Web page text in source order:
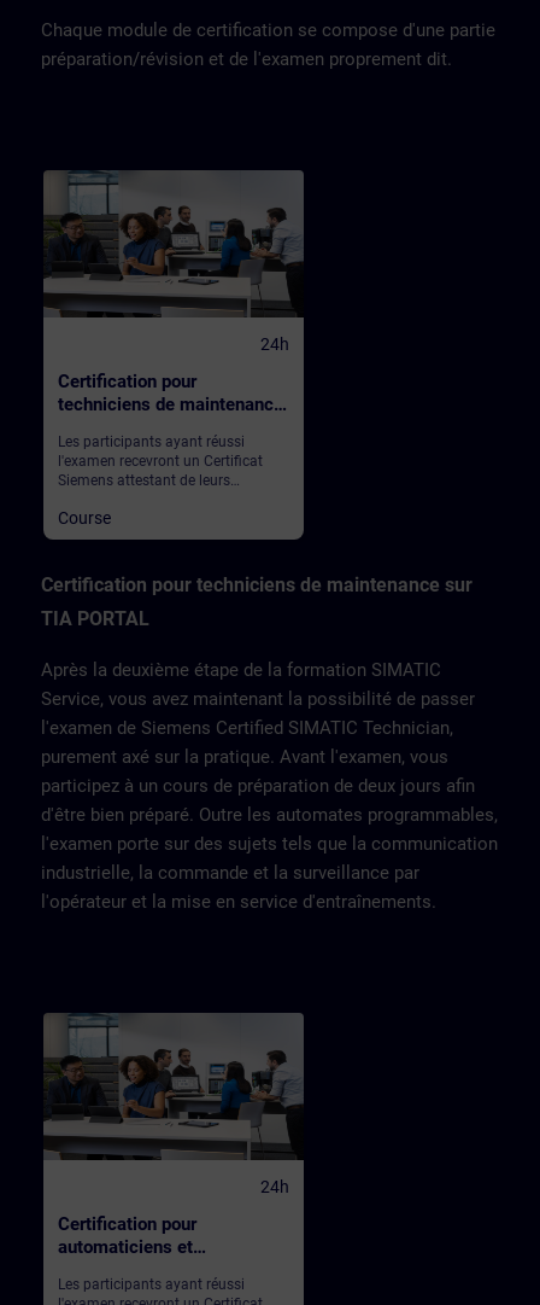
Chaque module de certification se compose d'une partie
préparation/révision et de l'examen proprement dit.
24h
Certification pour
techniciens de maintenance
Les participants ayant réussi
l'examen recevront un Certificat
Siemens attestant de leurs
Elektrotechnik - und
Elektronikindustrie e.V. (ZVEI)
fabricants de l'industrie
électrotechnique et électronique) a
défini des directives pour la
d'activité.Conformément aux
recommandations du ZVEI., nous
avons mis en place une
Certification permetant de valider
la qualification des techniciens de
Maintenance sur les solutions et
technologiessuivantes:-
Modification simple du programme
API- Exploitation d'un IHM-
Diagnostic et dépannage des
composants du système,
composants de l'API, Périphérie
décentralisées,
SITRAINTest de
Maintenance avancée TIA-PORTAL
Course
Certification pour techniciens de maintenance sur
TIA PORTAL
Après la deuxième étape de la formation SIMATIC
Service, vous avez maintenant la possibilité de passer
l'examen de Siemens Certified SIMATIC Technician,
purement axé sur la pratique. Avant l'examen, vous
participez à un cours de préparation de deux jours afin
d'être bien préparé. Outre les automates programmables,
l'examen porte sur des sujets tels que la communication
industrielle, la commande et la surveillance par
l'opérateur et la mise en service d'entraînements.
24h
Certification pour
automaticiens et
PORTAL
Les participants ayant réussi